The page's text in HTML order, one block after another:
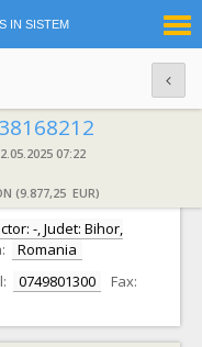
IN SISTEM
07:22
(9.877,25 EUR)
- CIF:
51763333
-, Judet: Bihor,
Romania
0749801300
Fax: